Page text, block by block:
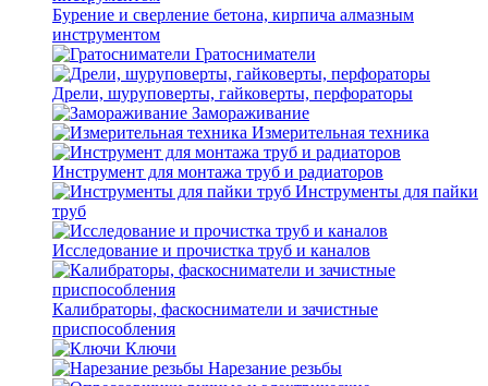
Бурение и сверление бетона, кирпича алмазным
инструментом
Гратосниматели
Дрели, шуруповерты, гайковерты, перфораторы
Замораживание
Измерительная техника
Инструмент для монтажа труб и радиаторов
Инструменты для пайки
труб
Исследование и прочистка труб и каналов
Калибраторы, фаскосниматели и зачистные
приспособления
Ключи
Нарезание резьбы